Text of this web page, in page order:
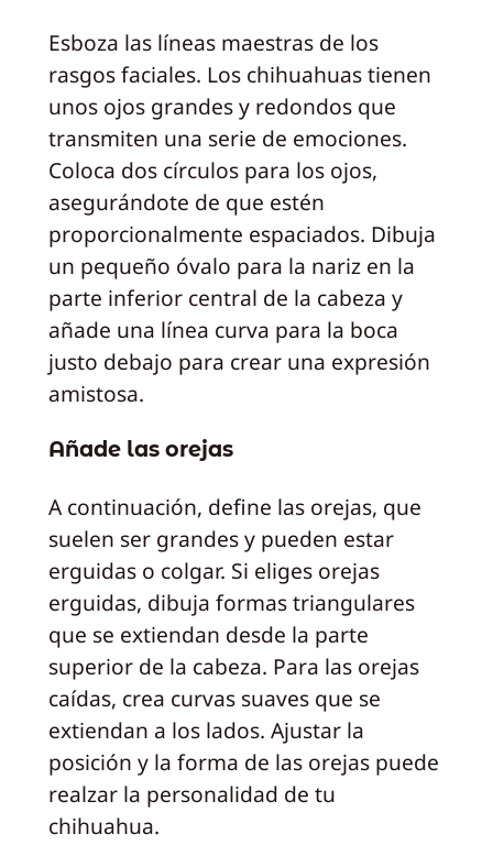
Esboza las líneas maestras de los
rasgos faciales. Los chihuahuas tienen
unos ojos grandes y redondos que
transmiten una serie de emociones.
Coloca dos círculos para los ojos,
asegurándote de que estén
proporcionalmente espaciados. Dibuja
un pequeño óvalo para la nariz en la
parte inferior central de la cabeza y
añade una línea curva para la boca
justo debajo para crear una expresión
amistosa.
Añade las orejas
A continuación, define las orejas, que
suelen ser grandes y pueden estar
erguidas o colgar. Si eliges orejas
erguidas, dibuja formas triangulares
que se extiendan desde la parte
superior de la cabeza. Para las orejas
caídas, crea curvas suaves que se
extiendan a los lados. Ajustar la
posición y la forma de las orejas puede
realzar la personalidad de tu
chihuahua.